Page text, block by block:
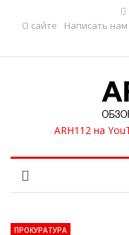
О сайте
Написать нам
ПРОКУРАТУРА